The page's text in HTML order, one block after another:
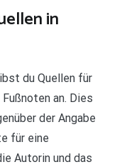
in
du Quellen für
an. Dies
der Angabe
für eine
Autorin und das